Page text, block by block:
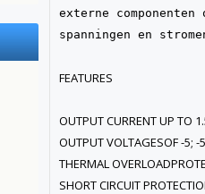
externe
spanningen en
FEATURES
OUTPUT CURRENT UP TO
OUTPUT VOLTAGESOF -5;
THERMAL
SHORT CIRCUIT